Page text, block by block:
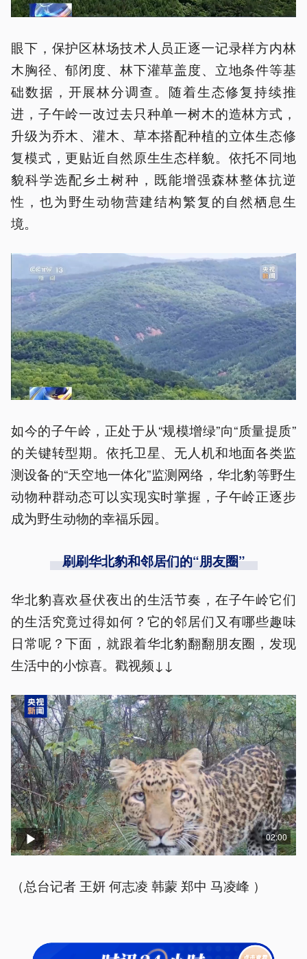
眼下，保护区林场技术人员正逐一记录样方内林
木胸径、郁闭度、林下灌草盖度、立地条件等基
础数据，开展林分调查。随着生态修复持续推
进，子午岭一改过去只种单一树木的造林方式，
升级为乔木、灌木、草本搭配种植的立体生态修
复模式，更贴近自然原生生态样貌。依托不同地
貌科学选配乡土树种，既能增强森林整体抗逆
性，也为野生动物营建结构繁复的自然栖息生
境。
如今的子午岭，正处于从“规模增绿”向“质量提质”
的关键转型期。依托卫星、无人机和地面各类监
测设备的“天空地一体化”监测网络，华北豹等野生
动物种群动态可以实现实时掌握，子午岭正逐步
成为野生动物的幸福乐园。
刷刷华北豹和邻居们的“朋友圈”
华北豹喜欢昼伏夜出的生活节奏，在子午岭它们
的生活究竟过得如何？它的邻居们又有哪些趣味
日常呢？下面，就跟着华北豹翻翻朋友圈，发现
生活中的小惊喜。戳视频↓↓
02:00
（总台记者 王妍 何志凌 韩蒙 郑中 马凌峰 ）